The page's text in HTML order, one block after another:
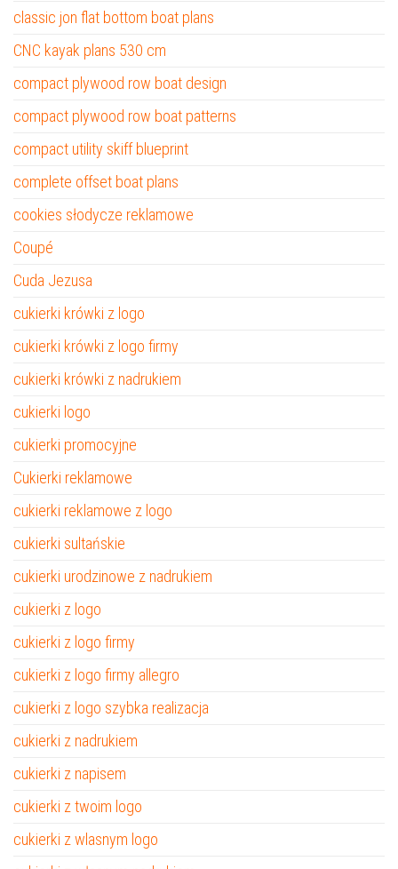
classic jon flat bottom boat plans
CNC kayak plans 530 cm
compact plywood row boat design
compact plywood row boat patterns
compact utility skiff blueprint
complete offset boat plans
cookies słodycze reklamowe
Coupé
Cuda Jezusa
cukierki krówki z logo
cukierki krówki z logo firmy
cukierki krówki z nadrukiem
cukierki logo
cukierki promocyjne
Cukierki reklamowe
cukierki reklamowe z logo
cukierki sultańskie
cukierki urodzinowe z nadrukiem
cukierki z logo
cukierki z logo firmy
cukierki z logo firmy allegro
cukierki z logo szybka realizacja
cukierki z nadrukiem
cukierki z napisem
cukierki z twoim logo
cukierki z wlasnym logo